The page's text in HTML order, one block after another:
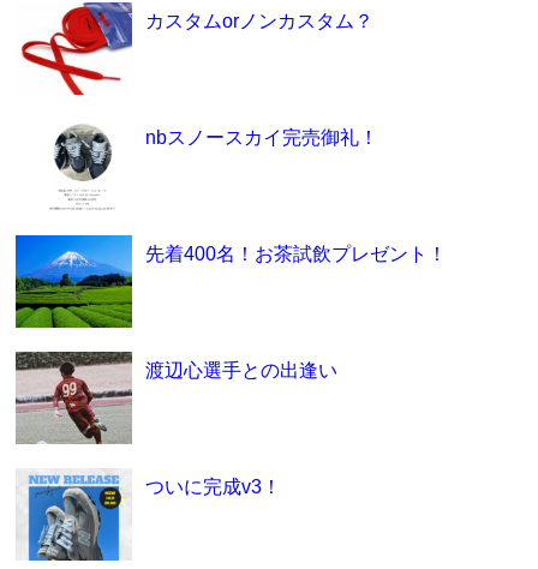
カスタムorノンカスタム？
nbスノースカイ完売御礼！
先着400名！お茶試飲プレゼント！
渡辺心選手との出逢い
ついに完成v3！